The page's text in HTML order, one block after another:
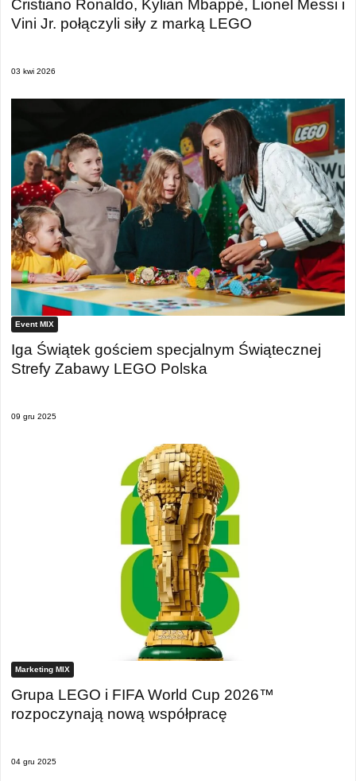
Cristiano Ronaldo, Kylian Mbappé, Lionel Messi i
Vini Jr. połączyli siły z marką LEGO
03 kwi 2026
Event MIX
Iga Świątek gościem specjalnym Świątecznej
Strefy Zabawy LEGO Polska
09 gru 2025
Marketing MIX
Grupa LEGO i FIFA World Cup 2026™
rozpoczynają nową współpracę
04 gru 2025